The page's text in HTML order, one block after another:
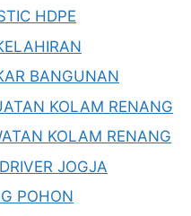
HDPE
BANGUNAN
KOLAM RENANG
KOLAM RENANG
JOGJA
POHON